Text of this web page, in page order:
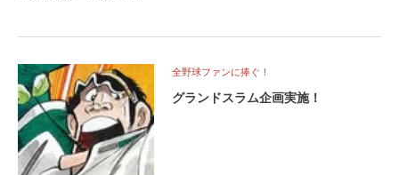
全野球ファンに捧ぐ！
グランドスラム企画実施！